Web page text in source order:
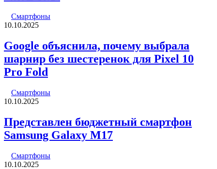
Смартфоны
10.10.2025
Google объяснила, почему выбрала
шарнир без шестеренок для Pixel 10
Pro Fold
Смартфоны
10.10.2025
Представлен бюджетный смартфон
Samsung Galaxy M17
Смартфоны
10.10.2025